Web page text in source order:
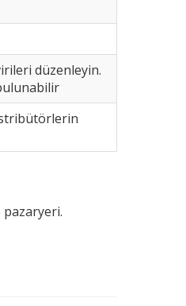
düzenleyin.